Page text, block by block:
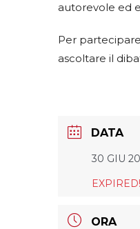
autorevole ed
Per
ascoltare il
DATA
30 GIU
EXPIRED!
ORA